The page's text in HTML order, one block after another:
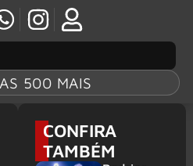
500 MAIS
CONFIRA
TAMBÉM